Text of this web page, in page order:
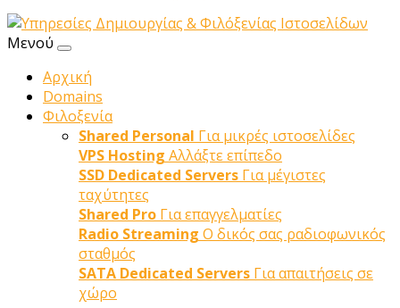
Μενού
Αρχική
Domains
Φιλοξενία
Shared Personal Για μικρές ιστοσελίδες
VPS Hosting Αλλάξτε επίπεδο
SSD Dedicated Servers Για μέγιστες
ταχύτητες
Shared Pro Για επαγγελματίες
Radio Streaming Ο δικός σας ραδιοφωνικός
σταθμός
SATA Dedicated Servers Για απαιτήσεις σε
χώρο